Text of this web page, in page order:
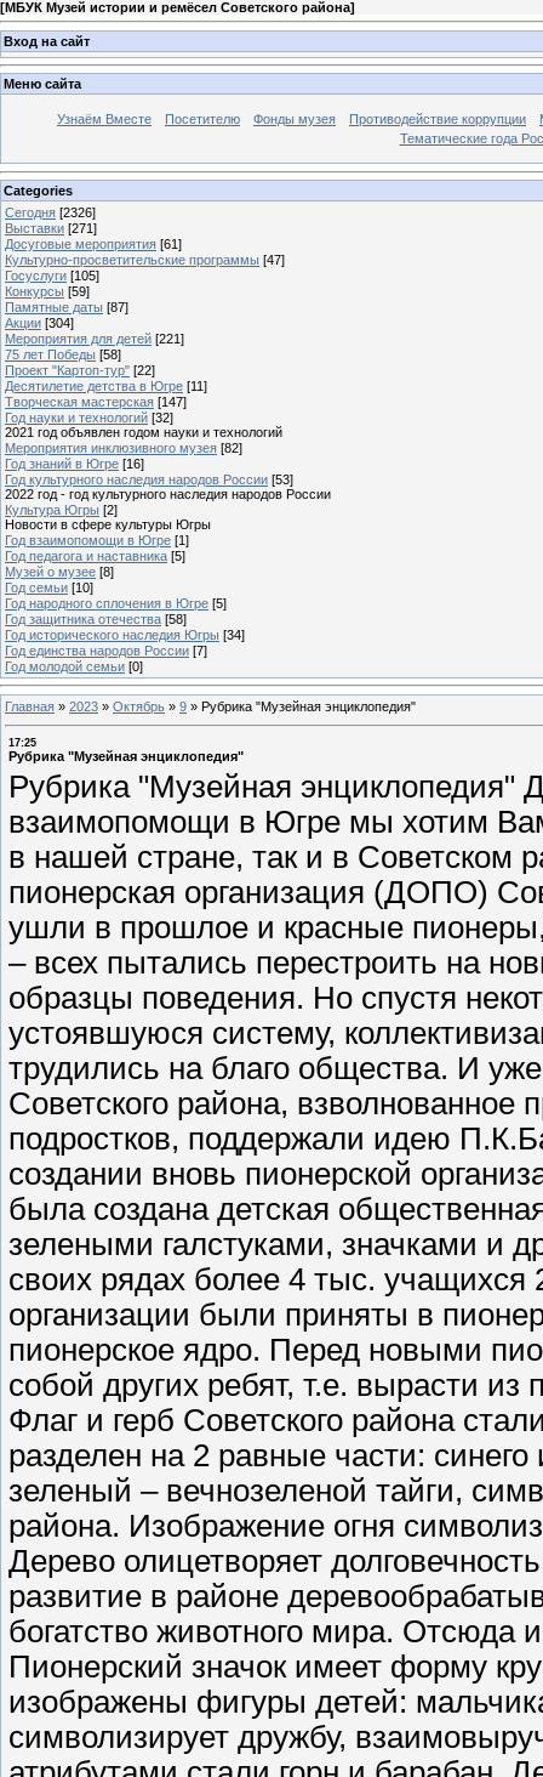
[МБУК Музей истории и ремёсел Советского района]
Вход на сайт
Меню сайта
Узнаём Вместе Посетителю Фонды музея Противодействие коррупции
Тематические года
Categories
Сегодня [2326]
Выставки [271]
Досуговые мероприятия [61]
Культурно-просветительские программы [47]
Госуслуги [105]
Конкурсы [59]
Памятные даты [87]
Акции [304]
Мероприятия для детей [221]
75 лет Победы [58]
Проект "Картоп-тур" [22]
Десятилетие детства в Югре [11]
Творческая мастерская [147]
Год науки и технологий [32]
2021 год объявлен годом науки и технологий
Мероприятия инклюзивного музея [82]
Год знаний в Югре [16]
Год культурного наследия народов России [53]
2022 год - год культурного наследия народов России
Культура Югры [2]
Новости в сфере культуры Югры
Год взаимопомощи в Югре [1]
Год педагога и наставника [5]
Музей о музее [8]
Год семьи [10]
Год народного сплочения в Югре [5]
Год защитника отечества [58]
Год исторического наследия Югры [34]
Год единства народов России [7]
Год молодой семьи [0]
Главная » 2023 » Октябрь » 9 » Рубрика "Музейная энциклопедия"
17:25
Рубрика "Музейная энциклопедия"
Рубрика "Музейная энциклопедия"
взаимопомощи в Югре мы хотим
в нашей стране, так и в Советском
пионерская организация (ДОПО)
ушли в прошлое и красные
– всех пытались перестроить на
образцы поведения. Но спустя
устоявшуюся систему,
трудились на благо общества. И
Советского района,
подростков, поддержали идею
создании вновь пионерской
была создана детская
зелеными галстуками, значками и
своих рядах более 4 тыс. учащихся
организации были приняты в
пионерское ядро. Перед новыми
собой других ребят, т.е. вырасти
Флаг и герб Советского района
разделен на 2 равные части:
зеленый – вечнозеленой тайги,
района. Изображение огня
Дерево олицетворяет
развитие в районе
богатство животного мира. Отсюда
Пионерский значок имеет форму
изображены фигуры детей:
символизирует дружбу,